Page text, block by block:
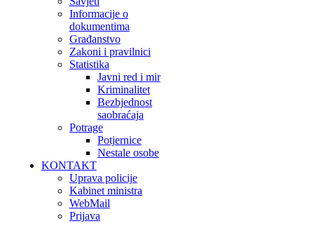
Informacije o
dokumentima
Građanstvo
Zakoni i pravilnici
Statistika
Javni red i mir
Kriminalitet
Bezbjednost
saobraćaja
Potrage
Potjernice
Nestale osobe
KONTAKT
Uprava policije
Kabinet ministra
WebMail
Prijava